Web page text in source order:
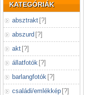
KATEGÓRIÁK
absztrakt [?]
abszurd [?]
akt [?]
állatfotók [?]
barlangfotók [?]
családi/emlékkép [?]